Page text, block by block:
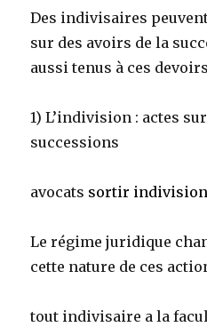
Des indivisaires
sur des avoirs de la
aussi tenus à ces
1) L’indivision : actes
successions
avocats sortir indivision
Le régime juridique
cette nature de ces
tout indivisaire a la